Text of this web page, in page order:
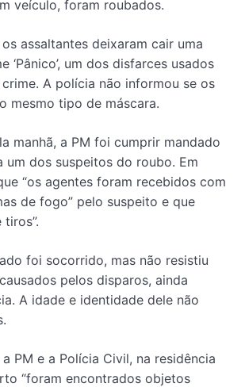
veículo, foram roubados.
assaltantes deixaram cair uma
‘Pânico’, um dos disfarces usados
A polícia não informou se os
mesmo tipo de máscara.
manhã, a PM foi cumprir mandado
um dos suspeitos do roubo. Em
“os agentes foram recebidos com
de fogo” pelo suspeito e que
foi socorrido, mas não resistiu
pelos disparos, ainda
A idade e identidade dele não
PM e a Polícia Civil, na residência
“foram encontrados objetos